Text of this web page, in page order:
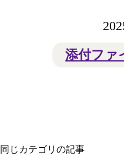
添付ファ
同じカテゴリの記事